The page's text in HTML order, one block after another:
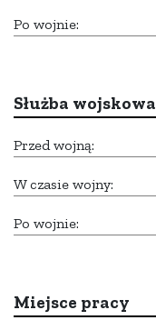
Po wojnie:
Służba wojskowa
Przed wojną:
W czasie wojny:
Po wojnie:
Miejsce pracy